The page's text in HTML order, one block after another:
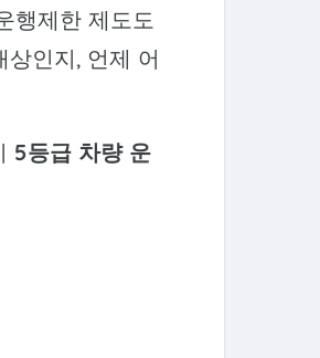
행제한 제도도
인지, 언제 어
5등급 차량 운